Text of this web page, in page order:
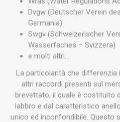
Dvgw (Deutscher Verein
Germania)
Swgv (Schweizerischer
Wasserfaches – Svizzera)
e molti altri…
La particolarità che differenzia
altri raccordi presenti sul
brevettato, il quale è costituito
labbro e dal caratteristico
unico ed inconfondibile. Questo